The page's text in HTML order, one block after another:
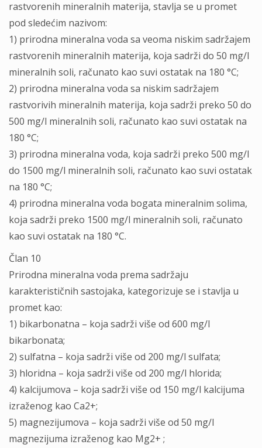
rastvorenih mineralnih materija, stavlja se u promet
pod sledećim nazivom:
1) prirodna mineralna voda sa veoma niskim sadržajem
rastvorenih mineralnih materija, koja sadrži do 50 mg/l
mineralnih soli, računato kao suvi ostatak na 180 °C;
2) prirodna mineralna voda sa niskim sadržajem
rastvorivih mineralnih materija, koja sadrži preko 50 do
500 mg/l mineralnih soli, računato kao suvi ostatak na
180 °C;
3) prirodna mineralna voda, koja sadrži preko 500 mg/l
do 1500 mg/l mineralnih soli, računato kao suvi ostatak
na 180 °C;
4) prirodna mineralna voda bogata mineralnim solima,
koja sadrži preko 1500 mg/l mineralnih soli, računato
kao suvi ostatak na 180 °C.
Član 10
Prirodna mineralna voda prema sadržaju
karakterističnih sastojaka, kategorizuje se i stavlja u
promet kao:
1) bikarbonatna – koja sadrži više od 600 mg/l
bikarbonata;
2) sulfatna – koja sadrži više od 200 mg/l sulfata;
3) hloridna – koja sadrži više od 200 mg/l hlorida;
4) kalcijumova – koja sadrži više od 150 mg/l kalcijuma
izraženog kao Ca2+;
5) magnezijumova – koja sadrži više od 50 mg/l
magnezijuma izraženog kao Mg2+ ;